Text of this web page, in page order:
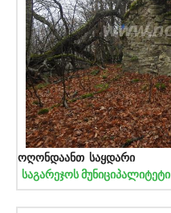
ოღონდაანთ საყდარი
საგარეჯოს მუნიციპალიტეტი